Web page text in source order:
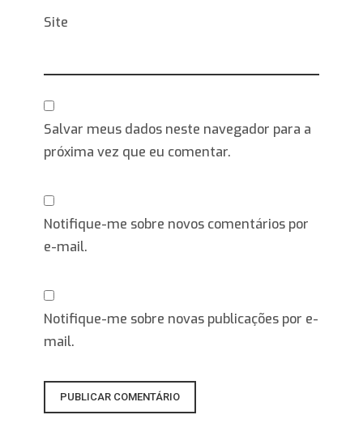
Site
Salvar meus dados neste navegador para a
próxima vez que eu comentar.
Notifique-me sobre novos comentários por
e-mail.
Notifique-me sobre novas publicações por e-
mail.